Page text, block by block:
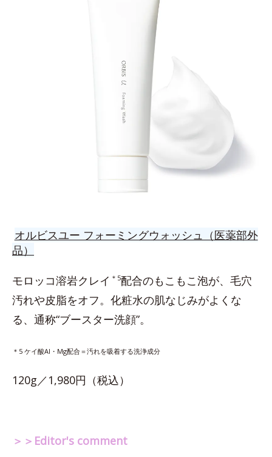
オルビスユー フォーミングウォッシュ（医薬部外
品）
モロッコ溶岩クレイ ＊5配合のもこもこ泡が、毛穴
汚れや皮脂をオフ。化粧水の肌なじみがよくな
る、通称“ブースター洗顔”。
＊5 ケイ酸Al・Mg配合＝汚れを吸着する洗浄成分
120g／1,980円（税込）
＞＞Editor's comment